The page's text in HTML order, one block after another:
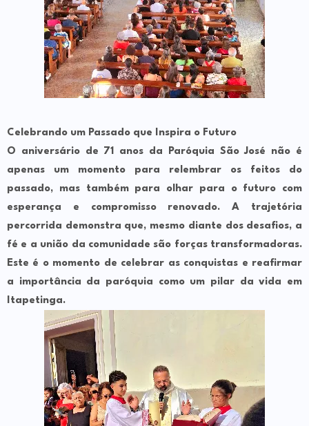
Celebrando um Passado que Inspira o Futuro
O aniversário de 71 anos da Paróquia São José não é
apenas um momento para relembrar os feitos do
passado, mas também para olhar para o futuro com
esperança e compromisso renovado. A trajetória
percorrida demonstra que, mesmo diante dos desafios, a
fé e a união da comunidade são forças transformadoras.
Este é o momento de celebrar as conquistas e reafirmar
a importância da paróquia como um pilar da vida em
Itapetinga.